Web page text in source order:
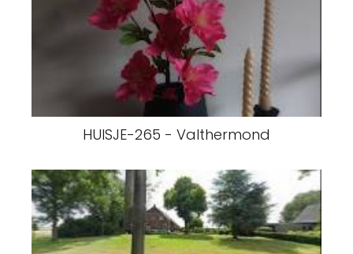
HUISJE-265 - Valthermond